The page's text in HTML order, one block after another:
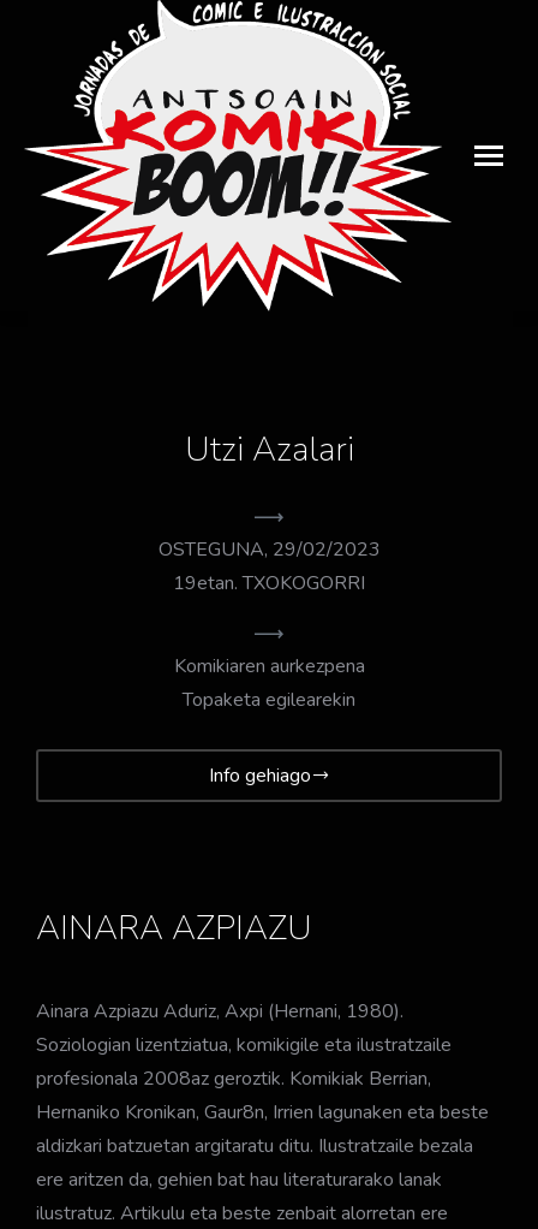
Utzi Azalari
OSTEGUNA, 29/02/2023
19etan. TXOKOGORRI
Komikiaren aurkezpena
Topaketa egilearekin
Info gehiago
AINARA AZPIAZU
Ainara Azpiazu Aduriz, Axpi (Hernani, 1980).
Soziologian lizentziatua, komikigile eta ilustratzaile
profesionala 2008az geroztik. Komikiak Berrian,
Hernaniko Kronikan, Gaur8n, Irrien lagunaken eta beste
aldizkari batzuetan argitaratu ditu. Ilustratzaile bezala
ere aritzen da, gehien bat hau literaturarako lanak
ilustratuz. Artikulu eta beste zenbait alorretan ere